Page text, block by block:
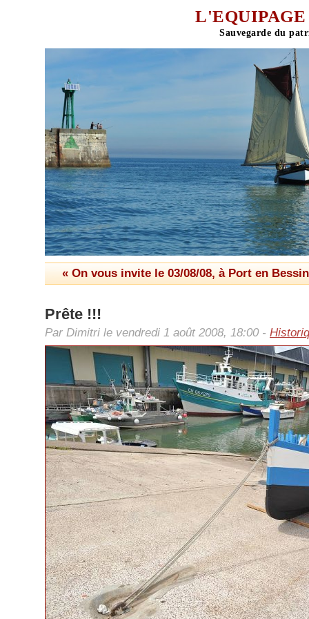
« On vous invite le 03/08/08, à Port en
Prête !!!
Par Dimitri le vendredi 1 août 2008, 18:00 -